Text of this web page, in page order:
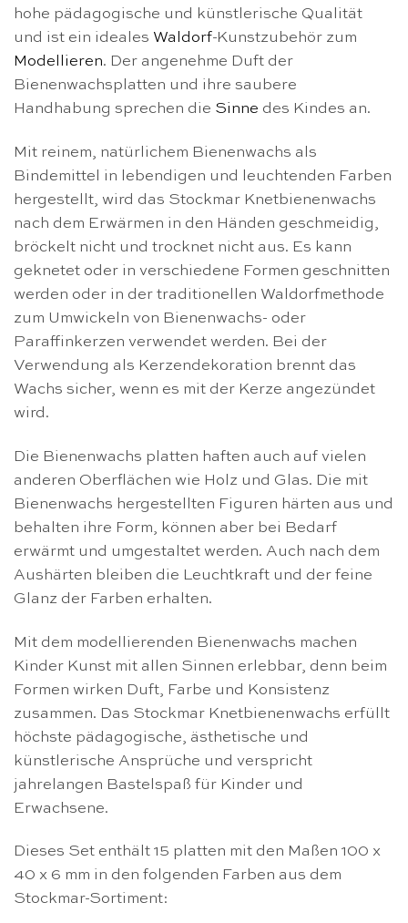
hohe pädagogische und künstlerische Qualität
und ist ein ideales Waldorf-Kunstzubehör zum
Modellieren. Der angenehme Duft der
Bienenwachsplatten und ihre saubere
Handhabung sprechen die Sinne des Kindes an.
Mit reinem, natürlichem Bienenwachs als
Bindemittel in lebendigen und leuchtenden Farben
hergestellt, wird das Stockmar Knetbienenwachs
nach dem Erwärmen in den Händen geschmeidig,
bröckelt nicht und trocknet nicht aus. Es kann
geknetet oder in verschiedene Formen geschnitten
werden oder in der traditionellen Waldorfmethode
zum Umwickeln von Bienenwachs- oder
Paraffinkerzen verwendet werden. Bei der
Verwendung als Kerzendekoration brennt das
Wachs sicher, wenn es mit der Kerze angezündet
wird.
Die Bienenwachs platten haften auch auf vielen
anderen Oberflächen wie Holz und Glas. Die mit
Bienenwachs hergestellten Figuren härten aus und
behalten ihre Form, können aber bei Bedarf
erwärmt und umgestaltet werden. Auch nach dem
Aushärten bleiben die Leuchtkraft und der feine
Glanz der Farben erhalten.
Mit dem modellierenden Bienenwachs machen
Kinder Kunst mit allen Sinnen erlebbar, denn beim
Formen wirken Duft, Farbe und Konsistenz
zusammen. Das Stockmar Knetbienenwachs erfüllt
höchste pädagogische, ästhetische und
künstlerische Ansprüche und verspricht
jahrelangen Bastelspaß für Kinder und
Erwachsene.
Dieses Set enthält 15 platten mit den Maßen 100 x
40 x 6 mm in den folgenden Farben aus dem
Stockmar-Sortiment: